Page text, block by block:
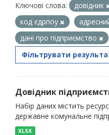
Ключові слова: довідник
код єдрпоу
дані про підприємство
Фільтрувати
Довідник
Набір даних містить
державне комунальне
XLSX